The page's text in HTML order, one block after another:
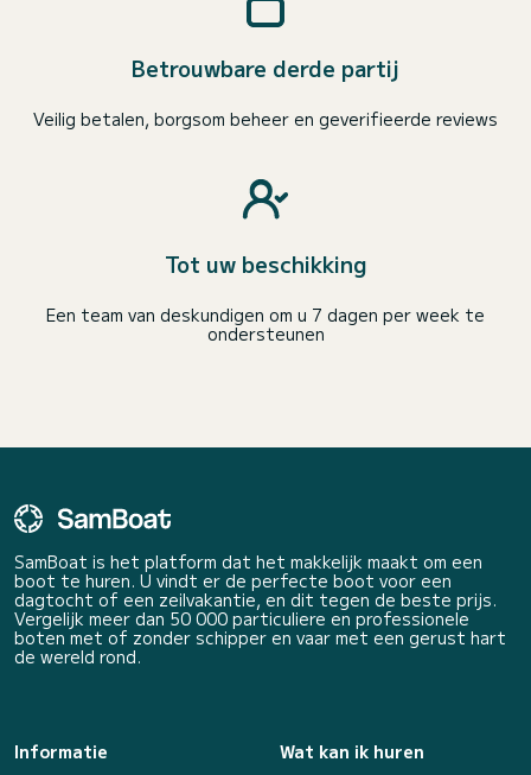
Betrouwbare derde partij
Veilig betalen, borgsom beheer en geverifieerde reviews
Tot uw beschikking
Een team van deskundigen om u 7 dagen per week te
ondersteunen
SamBoat is het platform dat het makkelijk maakt om een
boot te huren. U vindt er de perfecte boot voor een
dagtocht of een zeilvakantie, en dit tegen de beste prijs.
Vergelijk meer dan 50 000 particuliere en professionele
boten met of zonder schipper en vaar met een gerust hart
de wereld rond.
Informatie
Wat kan ik huren